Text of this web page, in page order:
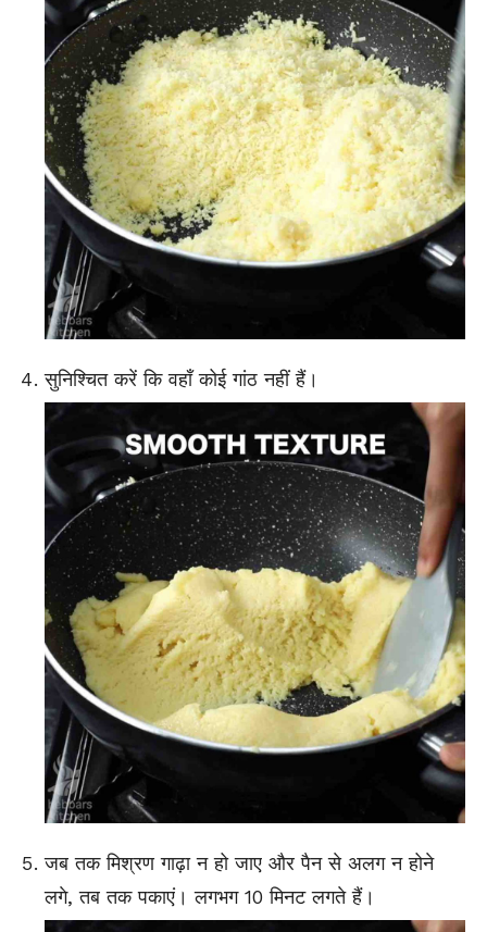
सुनिश्चित करें कि वहाँ कोई गांठ नहीं हैं।
जब तक मिश्रण गाढ़ा न हो जाए और पैन से अलग न होने
लगे, तब तक पकाएं। लगभग 10 मिनट लगते हैं।